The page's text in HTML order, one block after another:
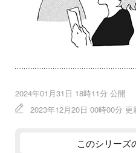
2024年01月31日 18時11分 公開
2023年12月20日 00時00分 更
このシリーズ